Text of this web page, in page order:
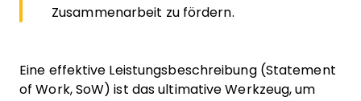
Zusammenarbeit zu fördern.
Eine effektive Leistungsbeschreibung (Statement
of Work, SoW) ist das ultimative Werkzeug, um